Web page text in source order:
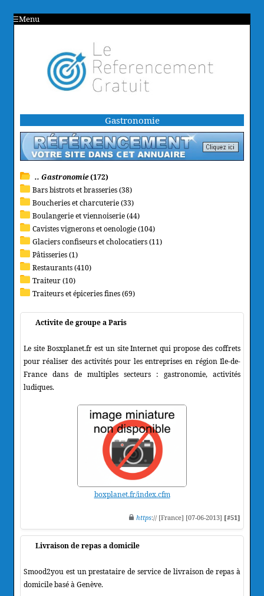
Menu
Gastronomie
.. Gastronomie(172)
Bars bistrots et brasseries (38)
Boucheries et charcuterie (33)
Boulangerie et viennoiserie (44)
Cavistes vignerons et oenologie (104)
Glaciers confiseurs et cholocatiers (11)
Pâtisseries (1)
Restaurants (410)
Traiteur (10)
Traiteurs et épiceries fines (69)
Activite de groupe a Paris
Le site Bosxplanet.fr est un site Internet qui propose des coffrets
pour réaliser des activités pour les entreprises en région Ile-de-
France dans de multiples secteurs : gastronomie, activités
ludiques.
boxplanet.fr/index.cfm
https:// [France] [07-06-2013] [#51]
Livraison de repas a domicile
Smood2you est un prestataire de service de livraison de repas à
domicile basé à Genève.